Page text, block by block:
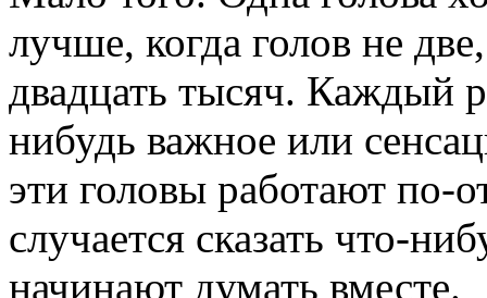
лучше, когда голов не
двадцать тысяч. Каждый
нибудь важное или
эти головы работают по-
случается сказать что-
начинают думать вместе.